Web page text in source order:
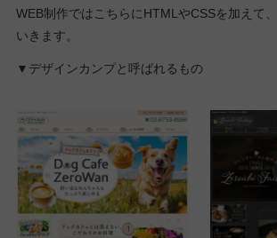
WEB制作ではこちらにHTMLやCSSを加えて
いきます。
▼デザインカンプと呼ばれるもの